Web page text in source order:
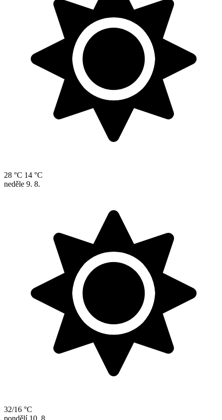
28 °C 14 °C
neděle 9. 8.
32/16 °C
pondělí 10. 8.